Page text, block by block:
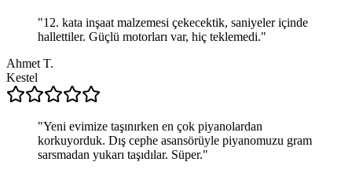
"12. kata inşaat malzemesi çekecektik, saniyeler içinde
hallettiler. Güçlü motorları var, hiç teklemedi."
Ahmet T.
Kestel
"Yeni evimize taşınırken en çok piyanolardan
korkuyorduk. Dış cephe asansörüyle piyanomuzu gram
sarsmadan yukarı taşıdılar. Süper."